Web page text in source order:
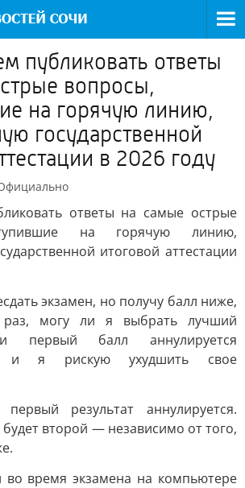
публиковать ответы
вопросы,
на горячую линию,
государственной
в 2026 году
ответы на самые острые
на горячую линию,
итоговой аттестации
экзамен, но получу балл ниже,
могу ли я выбрать лучший
первый балл аннулируется
и я рискую ухудшить свое
результат аннулируется.
второй — независимо от того,
во время экзамена на компьютере